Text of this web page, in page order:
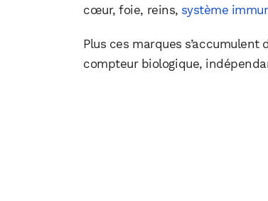
cœur, foie, reins, système
Plus ces marques
compteur biologique,